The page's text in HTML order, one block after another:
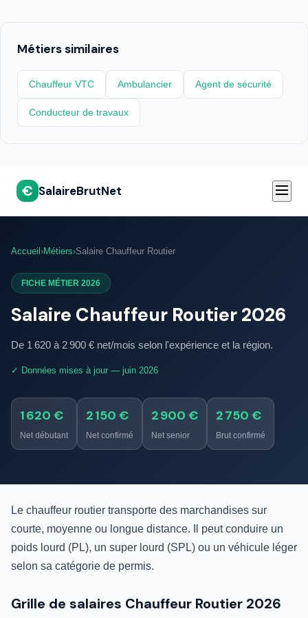
Métiers similaires
Chauffeur VTC Ambulancier Agent de sécurité
Conducteur de travaux
€ SalaireBrutNet
Accueil ›Métiers›Salaire Chauffeur Routier
FICHE MÉTIER 2026
Salaire Chauffeur Routier 2026
De 1 620 à 2 900 € net/mois selon l'expérience et la région.
✓ Données mises à jour — juin 2026
1 620 €
Net débutant
2 150 €
Net confirmé
2 900 €
Net senior
2 750 €
Brut confirmé
Le chauffeur routier transporte des marchandises sur
courte, moyenne ou longue distance. Il peut conduire un
poids lourd (PL), un super lourd (SPL) ou un véhicule léger
selon sa catégorie de permis.
Grille de salaires Chauffeur Routier 2026